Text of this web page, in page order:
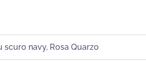
scuro navy, Rosa Quarzo